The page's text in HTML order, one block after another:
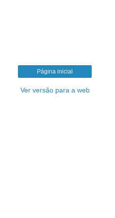
Página inicial
Ver versão para a web